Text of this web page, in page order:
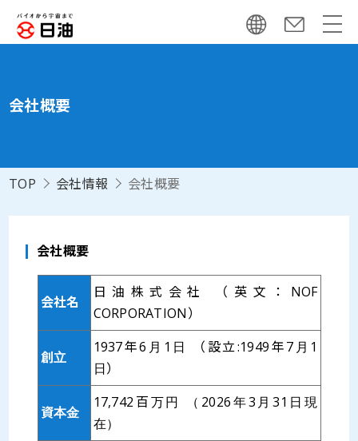
会社概要
TOP 会社情報 会社概要
会社概要
会社名
日油株式会社 （英文：NOF
CORPORATION）
創立
1937年6月1日 （設立:1949年7月1
日）
資本金
17,742百万円 （2026年3月31日現
在）